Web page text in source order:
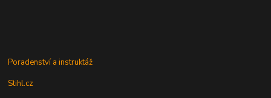
Poradenství a instruktáž
Stihl.cz